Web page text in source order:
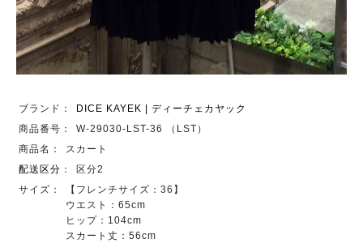
ブランド：
DICE KAYEK | ディーチェカヤック
商品番号：
W-29030-LST-36 （LST）
商品名：
スカート
配送区分 ：
区分2
サイズ：
【フレンチサイズ：36】
ウエスト：65cm
ヒップ：104cm
スカート丈：56cm